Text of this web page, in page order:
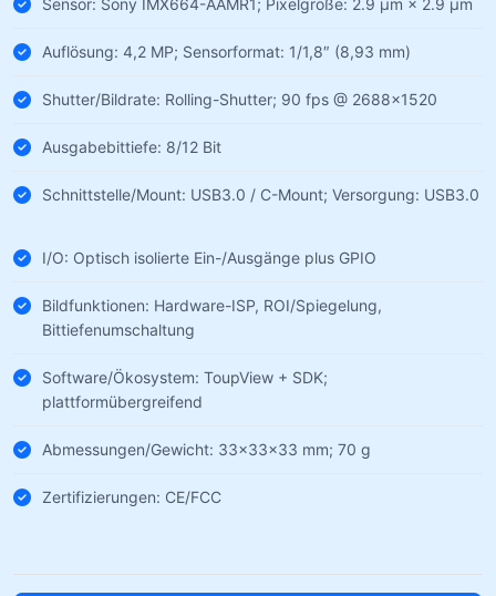
Sensor: Sony IMX664-AAMR1; Pixelgröße: 2.9 µm × 2.9 µm
Auflösung: 4,2 MP; Sensorformat: 1/1,8″ (8,93 mm)
Shutter/Bildrate: Rolling-Shutter; 90 fps @ 2688×1520
Ausgabebittiefe: 8/12 Bit
Schnittstelle/Mount: USB3.0 / C-Mount; Versorgung: USB3.0
I/O: Optisch isolierte Ein-/Ausgänge plus GPIO
Bildfunktionen: Hardware-ISP, ROI/Spiegelung,
Bittiefenumschaltung
Software/Ökosystem: ToupView + SDK;
plattformübergreifend
Abmessungen/Gewicht: 33×33×33 mm; 70 g
Zertifizierungen: CE/FCC